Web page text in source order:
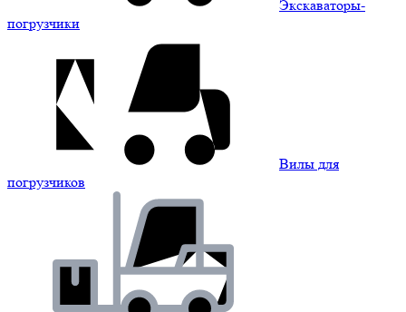
Экскаваторы-
погрузчики
Вилы для
погрузчиков